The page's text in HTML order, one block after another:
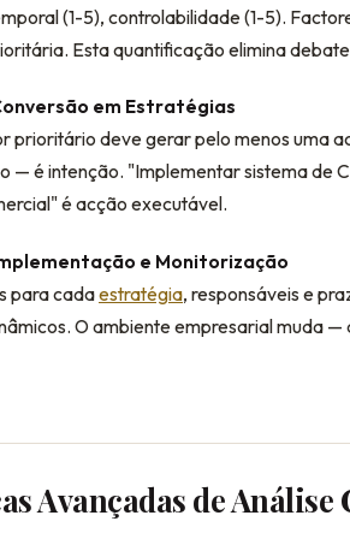
(1-5), controlabilidade (1-5).
Esta quantificação elimina
em Estratégias
prioritário deve gerar pelo menos uma
— é intenção. "Implementar sistema de
é acção executável.
e Monitorização
para cadaestratégia, responsáveis e
O ambiente empresarial muda —
Avançadas de Análise